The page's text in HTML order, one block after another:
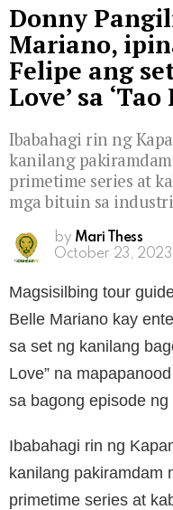
Donny
Mariano,
Felipe ang
Love’ sa ‘Tao
Ibabahagi rin ng
kanilang
primetime series at
mga bituin sa
by Mari Thess
October 23,
Magsisilbing tour
Belle Mariano kay
sa set ng kanilang
Love” na
sa bagong episode ng
Ibabahagi rin ng
kanilang pakiramdam
primetime series at